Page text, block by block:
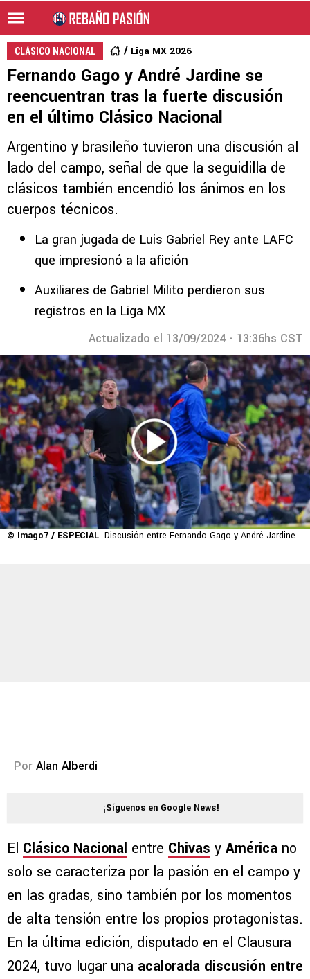
CLÁSICO NACIONAL Liga MX 2026
Fernando Gago y André Jardine se
reencuentran tras la fuerte discusión
en el último Clásico Nacional
Argentino y brasileño tuvieron una discusión al
lado del campo, señal de que la seguidilla de
clásicos también encendió los ánimos en los
cuerpos técnicos.
La gran jugada de Luis Gabriel Rey ante LAFC
que impresionó a la afición
Auxiliares de Gabriel Milito perdieron sus
registros en la Liga MX
Actualizado el 13/09/2024 - 13:36hs CST
© Imago7 / ESPECIAL Discusión entre Fernando Gago y André Jardine.
Por Alan Alberdi
¡Síguenos en Google News!
El Clásico Nacional entre Chivas y América no
solo se caracteriza por la pasión en el campo y
en las gradas, sino también por los momentos
de alta tensión entre los propios protagonistas.
En la última edición, disputado en el Clausura
2024, tuvo lugar una acalorada discusión entre